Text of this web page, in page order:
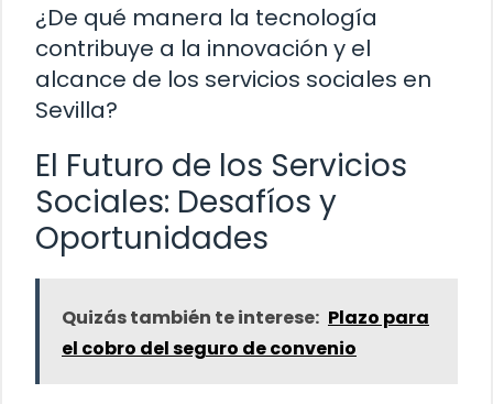
¿De qué manera la tecnología
contribuye a la innovación y el
alcance de los servicios sociales en
Sevilla?
El Futuro de los Servicios
Sociales: Desafíos y
Oportunidades
Quizás también te interese: Plazo para
el cobro del seguro de convenio